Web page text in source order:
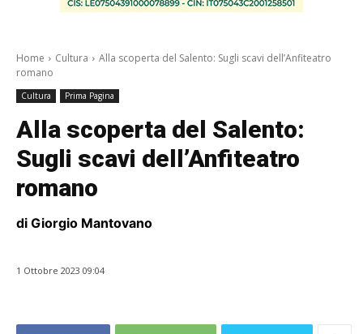
Home Cultura
Alla scoperta del Salento: Sugli scavi dell’Anfiteatro
romano
Cultura Prima Pagina
Alla scoperta del Salento:
Sugli scavi dell’Anfiteatro
romano
di Giorgio Mantovano
1 Ottobre 2023 09:04